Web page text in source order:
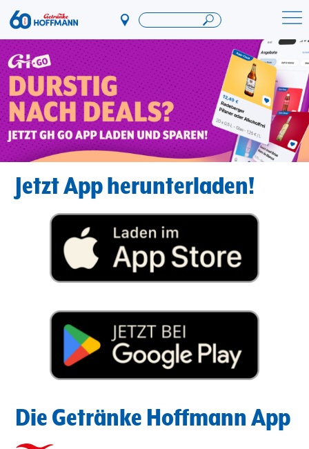
Direkt
zum
Inhalt
Startseite Getränke Hoffmann
Jetzt App herunterladen!
Die Getränke Hoffmann App